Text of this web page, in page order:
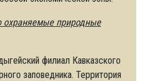
охраняемые природные
филиал Кавказского
заповедника. Территория